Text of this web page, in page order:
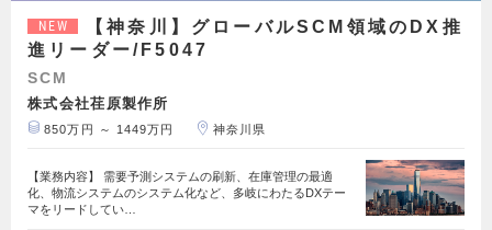
NEW
【神奈川】グローバルSCM領域のDX推
進リーダー/F5047
SCM
株式会社荏原製作所
850万円 ～ 1449万円 神奈川県
【業務内容】 需要予測システムの刷新、在庫管理の最適
化、物流システムのシステム化など、多岐にわたるDXテー
マをリードしてい…